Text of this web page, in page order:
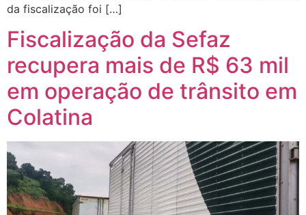
da fiscalização foi […]
Fiscalização da Sefaz
recupera mais de R$ 63 mil
em operação de trânsito em
Colatina